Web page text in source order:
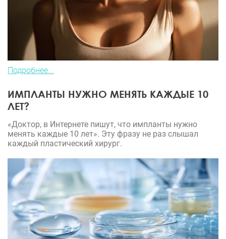
Подробнее...
ИМПЛАНТЫ НУЖНО МЕНЯТЬ КАЖДЫЕ 10
ЛЕТ?
«Доктор, в Интернете пишут, что импланты нужно
менять каждые 10 лет». Эту фразу не раз слышал
каждый пластический хирург.